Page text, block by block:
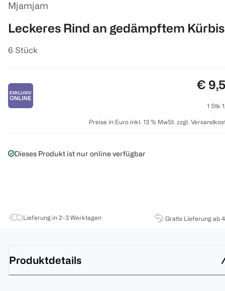
Mjamjam
Leckeres Rind an gedämpftem Kürbis
6 Stück
€
1 Stk
Preise in Euro inkl. 13 % MwSt. zzgl.
Dieses Produkt ist nur online verfügbar
Lieferung in 2-3 Werktagen Gratis Lieferung ab
Produktdetails